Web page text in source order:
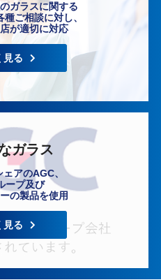
無料相談
ガラスに関する
ご相談に対し、
が適切に対応
見る
ガラス
アのAGC、
ープ及び
の製品を使用
見る